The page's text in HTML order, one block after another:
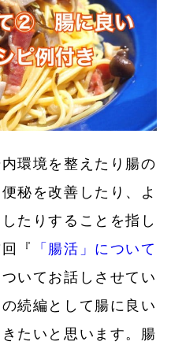
環境を整えたり腸の
秘を改善したり、よ
たりすることを指し
『
「腸活」について
いてお話しさせてい
続編として腸に良い
たいと思います。腸